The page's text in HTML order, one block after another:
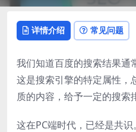
详情介绍 常见问题
我们知道百度的搜索结果通
这是搜索引擎的特定属性，
质的内容，给予一定的搜索
这在PC端时代，已经是共识。